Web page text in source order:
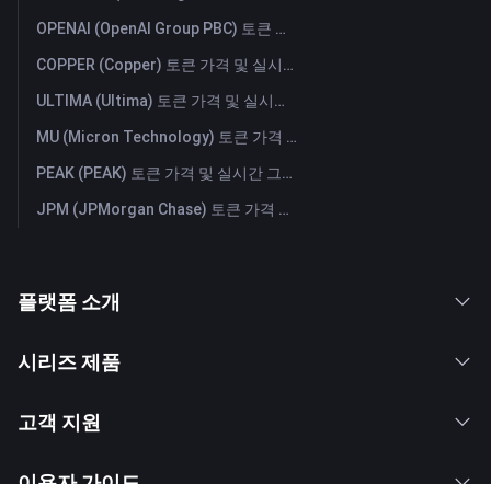
OPENAI (OpenAI Group PBC) 토큰 가격 및 실시간 그래프
COPPER (Copper) 토큰 가격 및 실시간 그래프
ULTIMA (Ultima) 토큰 가격 및 실시간 그래프
MU (Micron Technology) 토큰 가격 및 실시간 그래프
PEAK (PEAK) 토큰 가격 및 실시간 그래프
JPM (JPMorgan Chase) 토큰 가격 및 실시간 그래프
플랫폼 소개
시리즈 제품
고객 지원